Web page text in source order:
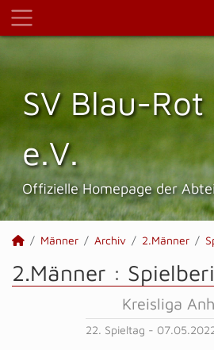
SV Blau-
e.V.
Offizielle Homepage der
Männer Archiv 2.Männer
2.Männer :
Kreisliga
22. Spieltag -